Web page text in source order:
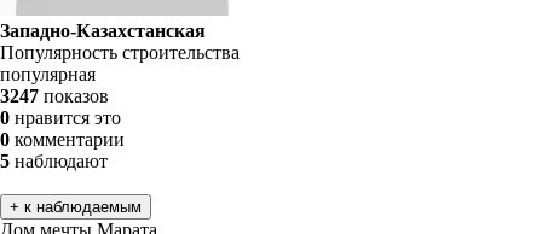
Западно-Казахстанская
Популярность строительства
популярная
3247 показов
0 нравится это
0 комментарии
5 наблюдают
+ к наблюдаемым
Дом мечты Марата